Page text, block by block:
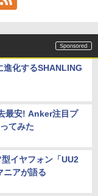
進化するSHANLING
最安! Anker注目プ
てみた
イヤフォン「UU2
ニアが語る